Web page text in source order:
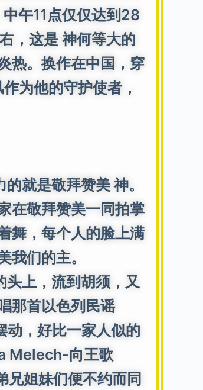
午11点仅仅达到28
，这是 神何等大的
热。换作在中国，穿
为他的守护使者，
就是敬拜赞美 神。
在敬拜赞美一同拍掌
舞，每个人的脸上满
们的主。
上，流到胡须，又
那首以色列民谣
动，好比一家人似的
Melech-向王歌
兄姐妹们便不约而同